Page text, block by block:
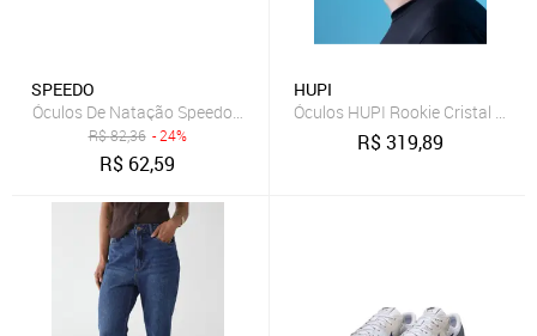
SPEEDO
Óculos De Natação Speedo Beats Marinho/Azul Azul Marinho
R$82,36 - 24%
R$ 62,59
HUPI
Óculos HUPI Rookie Cristal Azul
R$319,89